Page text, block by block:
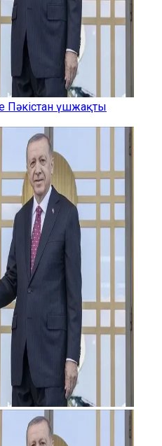
Пәкістан үшжақты